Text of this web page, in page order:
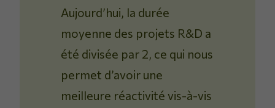
Aujourd’hui, la durée
moyenne des projets R&D a
été divisée par 2, ce qui nous
permet d’avoir une
meilleure réactivité vis-à-vis